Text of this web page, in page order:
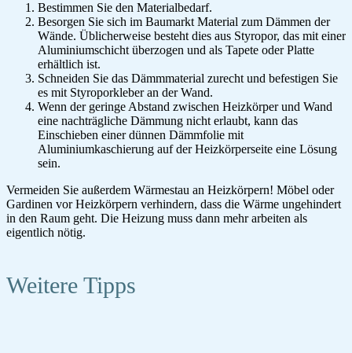
Bestimmen Sie den Materialbedarf.
Besorgen Sie sich im Baumarkt Material zum Dämmen der
Wände. Üblicherweise besteht dies aus Styropor, das mit einer
Aluminiumschicht überzogen und als Tapete oder Platte
erhältlich ist.
Schneiden Sie das Dämmmaterial zurecht und befestigen Sie
es mit Styroporkleber an der Wand.
Wenn der geringe Abstand zwischen Heizkörper und Wand
eine nachträgliche Dämmung nicht erlaubt, kann das
Einschieben einer dünnen Dämmfolie mit
Aluminiumkaschierung auf der Heizkörperseite eine Lösung
sein.
Vermeiden Sie außerdem Wärmestau an Heizkörpern! Möbel oder
Gardinen vor Heizkörpern verhindern, dass die Wärme ungehindert
in den Raum geht. Die Heizung muss dann mehr arbeiten als
eigentlich nötig.
Weitere Tipps